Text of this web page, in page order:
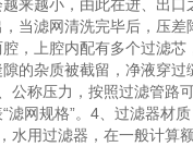
来越小，由此在进、出
当滤网清洗完毕后，压
，上腔内配有多个过滤
的杂质被截留，净液穿
称压力，按照过滤管
网规格”。4、过滤器材
用过滤器，在一般计算